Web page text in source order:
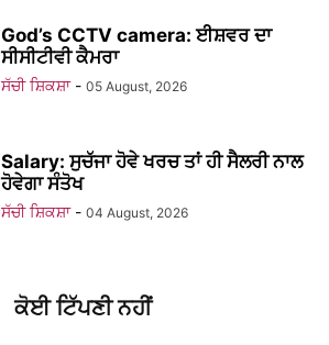
God’s CCTV camera: ਈਸ਼ਵਰ ਦਾ
ਸੀਸੀਟੀਵੀ ਕੈਮਰਾ
ਸੱਚੀ ਸ਼ਿਕਸ਼ਾ - 05 August, 2026
Salary: ਸੁਚੱਜਾ ਹੋਵੇ ਖਰਚ ਤਾਂ ਹੀ ਸੈਲਰੀ ਨਾਲ
ਹੋਵੇਗਾ ਸੰਤੋਖ
ਸੱਚੀ ਸ਼ਿਕਸ਼ਾ - 04 August, 2026
ਕੋਈ ਟਿੱਪਣੀ ਨਹੀਂ